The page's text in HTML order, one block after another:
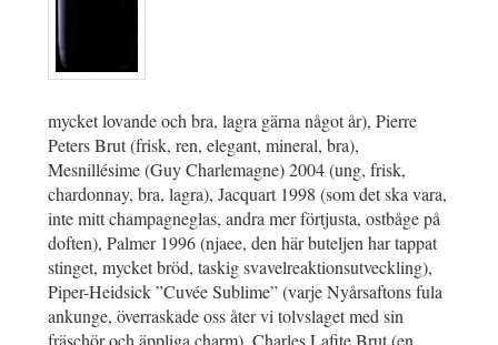
mycket lovande och bra, lagra gärna något år), Pierre
Peters Brut (frisk, ren, elegant, mineral, bra),
Mesnillésime (Guy Charlemagne) 2004 (ung, frisk,
chardonnay, bra, lagra), Jacquart 1998 (som det ska vara,
inte mitt champagneglas, andra mer förtjusta, ostbåge på
doften), Palmer 1996 (njaee, den här buteljen har tappat
stinget, mycket bröd, taskig svavelreaktionsutveckling),
Piper-Heidsick ”Cuvée Sublime” (varje Nyårsaftons fula
ankunge, överraskade oss åter vi tolvslaget med sin
fräschör och äppliga charm), Charles Lafite Brut (en